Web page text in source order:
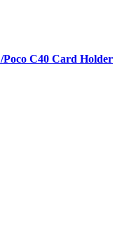
C40 Card Holder